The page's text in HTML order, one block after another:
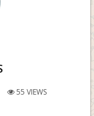
55 VIEWS